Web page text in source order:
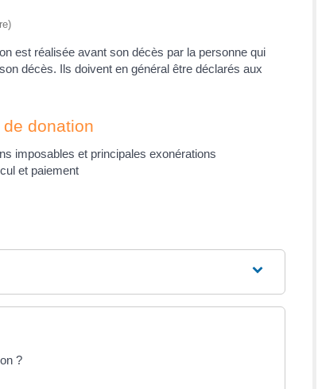
est réalisée avant son décès par la personne qui
décès. Ils doivent en général être déclarés aux
de donation
imposables et principales exonérations
et paiement
?